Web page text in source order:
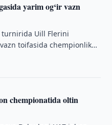
yarim og‘ir vazn
turnirida Uill Flerini
toifasida chempionlik
chempionatida oltin